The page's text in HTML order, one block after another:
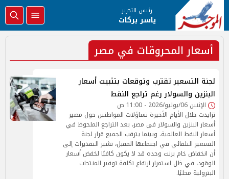
رئيس التحرير
ياسر بركات
أسعار المحروقات في مصر
لجنة التسعير تقترب وتوقعات بتثبيت أسعار
البنزين والسولار رغم تراجع النفط
الإثنين 06/يوليو/2026 - 11:00 ص
تزايدت خلال الأيام الأخيرة تساؤلات المواطنين حول مصير
أسعار البنزين والسولار في مصر، بعد التراجع الملحوظ في
أسعار النفط العالمية. وبينما يترقب الجميع قرار لجنة
التسعير التلقائي في اجتماعها المقبل، تشير التقديرات إلى
أن انخفاض خام برنت وحده قد لا يكون كافيًا لخفض أسعار
الوقود، في ظل استمرار ارتفاع تكلفة توفير المنتجات
البترولية محليًا.